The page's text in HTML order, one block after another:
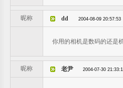
昵称 dd 2004-08-09 20:57:53
你用的相机是数码的还是
昵称 老尹 2004-07-30